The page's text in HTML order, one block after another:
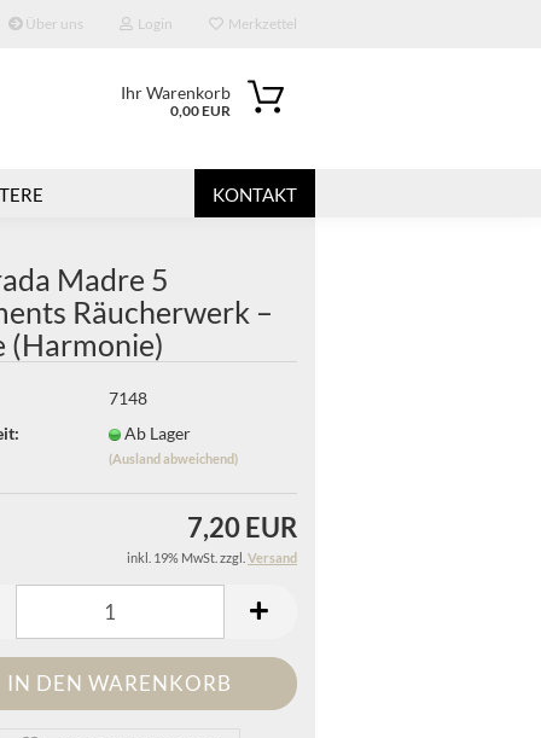
Über uns Login Merkzettel
Ihr Warenkorb
0,00 EUR
KONTAKT
Madre 5
Räucherwerk –
(Harmonie)
7148
Ab Lager
(Ausland abweichend)
7,20 EUR
inkl. 19% MwSt. zzgl. Versand